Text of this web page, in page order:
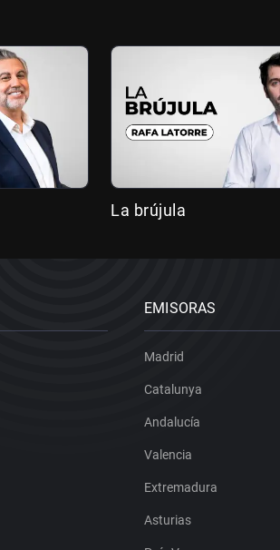
La brújula
EMISORAS
Madrid
Catalunya
Andalucía
Valencia
Extremadura
Asturias